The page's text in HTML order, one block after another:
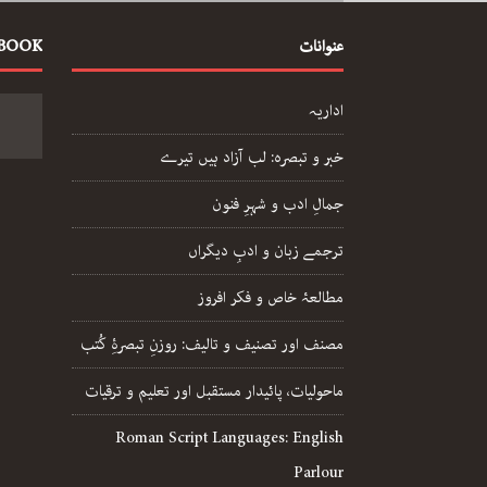
عنوانات
اداریہ
خبر و تبصرہ: لب آزاد ہیں تیرے
جمالِ ادب و شہرِ فنون
ترجمے زبان و ادبِ دیگراں
مطالعۂ خاص و فکر افروز
مصنف اور تصنیف و تالیف: روزنِ تبصرۂِ کُتب
ماحولیات، پائیدار مستقبل اور تعلیم و ترقیات
Roman Script Languages: English
Parlour